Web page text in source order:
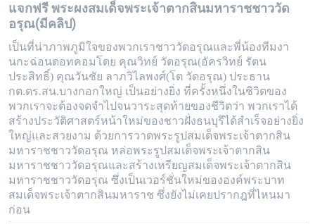
แจกฟรี พระผงสมเด็จพระเจ้าตากสินมหาราชชาววัด
อรุณ(มีคลิป)
เป็นที่น่าภาพภูมิใจของพวกเราชาววัดอรุณและพี่น้องทีมงา
นกะฉ่อนดอทคอมโดย คุณวิทย์ วัดอรุณ(อัครวิทย์ รัตน
ประสิทธิ์) คุณวันชัย ลาภวิไลพงศ์(โต วัดอรุณ) ประธาน
กต.ตร.สน.บางกอกใหญ่ เป็นอย่างยิ่ง ที่ครั้งหนึ่งในชิวิตของ
พวกเราจะต้องจดจำไปจนวาระสุดท้ายของชีวิตว่า พวกเราได้
สร้างประวัติศาสตร์หน้าใหม่ของชาวฝั่งธนบุรีได้สำเร็จอย่างยิ่ง
ใหญ่และสวยงาม ด้วยการวาดพระรูปสมเด็จพระเจ้าตากสิน
มหาราชชาววัดอรุณ หล่อพระรูปสมเด็จพระเจ้าตากสิน
มหาราชชาววัดอรุณและสร้างเหรียญสมเด็จพระเจ้าตากสิน
มหาราชชาววัดอรุณ ซึ่งเป็นเวอร์ชั่นใหม่ขององค์พระบาท
สมเด็จพระเจ้าตากสินมหาราช ซึ่งยังไม่เคยปรากฎที่ไหนมา
ก่อน